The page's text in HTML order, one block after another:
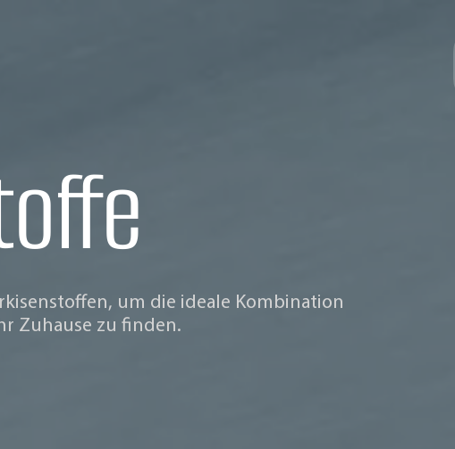
um die ideale Kombination
Zuhause zu finden.